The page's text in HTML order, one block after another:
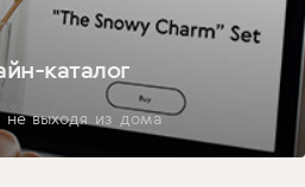
каталог
не выходя из дома